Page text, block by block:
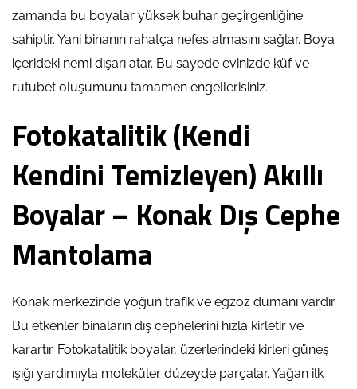
zamanda bu boyalar yüksek buhar geçirgenliğine
sahiptir. Yani binanın rahatça nefes almasını sağlar. Boya
içerideki nemi dışarı atar. Bu sayede evinizde küf ve
rutubet oluşumunu tamamen engellerisiniz.
Fotokatalitik (Kendi
Kendini Temizleyen) Akıllı
Boyalar – Konak Dış Cephe
Mantolama
Konak merkezinde yoğun trafik ve egzoz dumanı vardır.
Bu etkenler binaların dış cephelerini hızla kirletir ve
karartır. Fotokatalitik boyalar, üzerlerindeki kirleri güneş
ışığı yardımıyla moleküler düzeyde parçalar. Yağan ilk